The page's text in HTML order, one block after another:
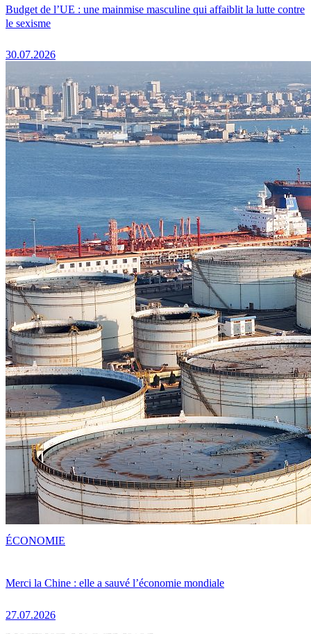
Budget de l’UE : une mainmise masculine qui affaiblit la lutte contre
le sexisme
30.07.2026
Merci la Chine : elle a sauvé l’économie mondiale
27.07.2026
ÉCONOMIE